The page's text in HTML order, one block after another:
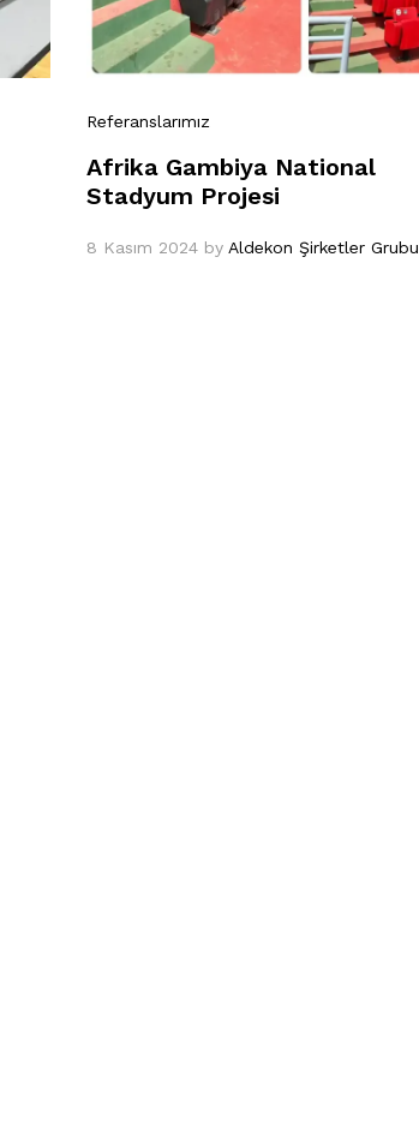
Referanslarımız
Afrika Gambiya National
Stadyum Projesi
8 Kasım 2024 by Aldekon Şirketler Grubu